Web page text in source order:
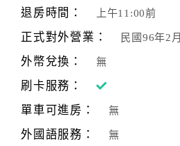
據
作
提
退房時間： 上午11:00前
正式對外營業： 民國96年2月
外幣兌換： 無
刷卡服務：
單車可進房：
無
外國語服務： 無